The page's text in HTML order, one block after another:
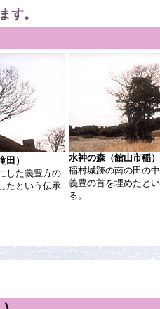
す。
田）
した義豊方の
たという伝承
水神の森（館山市稲）
稲村城跡の南の田の
義豊の首を埋めたと
る。